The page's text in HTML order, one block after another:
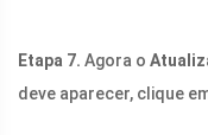
Etapa 7. Agora o
deve aparecer, clique